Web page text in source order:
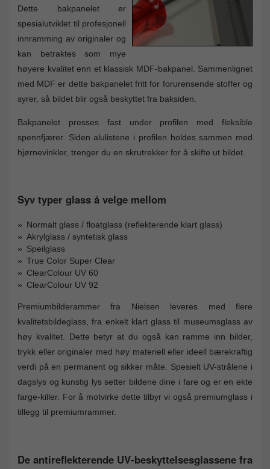
Dette bakpanelet er
spesialutviklet til profesjonell
innramming av originaler og
kan betraktes som mye
høyere kvalitet enn et klassisk MDF-bakpanel. Sammenlignet
med MDF er dette bakpanelet fritt for forurensende stoffer og
syrer, så bildet blir også beskyttet fra baksiden.
Bakpanelet presses fast under profilen med fleksible
spennfjærer. Siden alulistene i profilen holdes sammen med
hjørnevinkler, trenger du en skrutrekker for å skifte ut bildet.
Syv typer glass å velge mellom
Normalt glass / floatglass (reflekterende klart glass)
Akrylglass / syntetisk glass
Speilglass
True Color Super Clear
ClearColour UV 60
ClearColour UV 92
Premiumbilderammer fra Nielsen leveres med flere
kvalitetsbildeglass, fra enkelt klart glass til museumsglass av
høy kvalitet. Dette betyr at du også kan ramme inn bilder,
trykk eller originaler med høy materiell eller ideell bærekraftig
verdi på en permanent og sikker måte. Spesielt UV-strålene i
dagslys og kunstig lys setter bildene dine i fare og er en ekte
farge-killer. For å motvirke dette tilbyr vi også premiumglass i
tillegg til premiumrammer.
De antireflekterende UV-beskyttelsesglassene fra